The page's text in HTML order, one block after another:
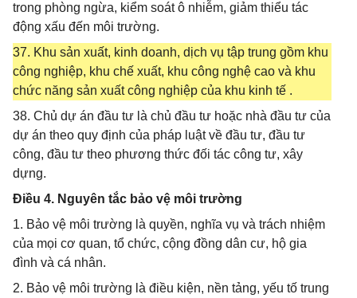
trong phòng ngừa, kiểm soát ô nhiễm, giảm thiểu tác
động xấu đến môi trường.
37. Khu sản xuất, kinh doanh, dịch vụ tập trung gồm khu
công nghiệp, khu chế xuất, khu công nghệ cao và khu
chức năng sản xuất công nghiệp của khu kinh tế .
38. Chủ dự án đầu tư là chủ đầu tư hoặc nhà đầu tư của
dự án theo quy định của pháp luật về đầu tư, đầu tư
công, đầu tư theo phương thức đối tác công tư, xây
dựng.
Điều 4. Nguyên tắc bảo vệ môi trường
1. Bảo vệ môi trường là quyền, nghĩa vụ và trách nhiệm
của mọi cơ quan, tổ chức, cộng đồng dân cư, hộ gia
đình và cá nhân.
2. Bảo vệ môi trường là điều kiện, nền tảng, yếu tố trung